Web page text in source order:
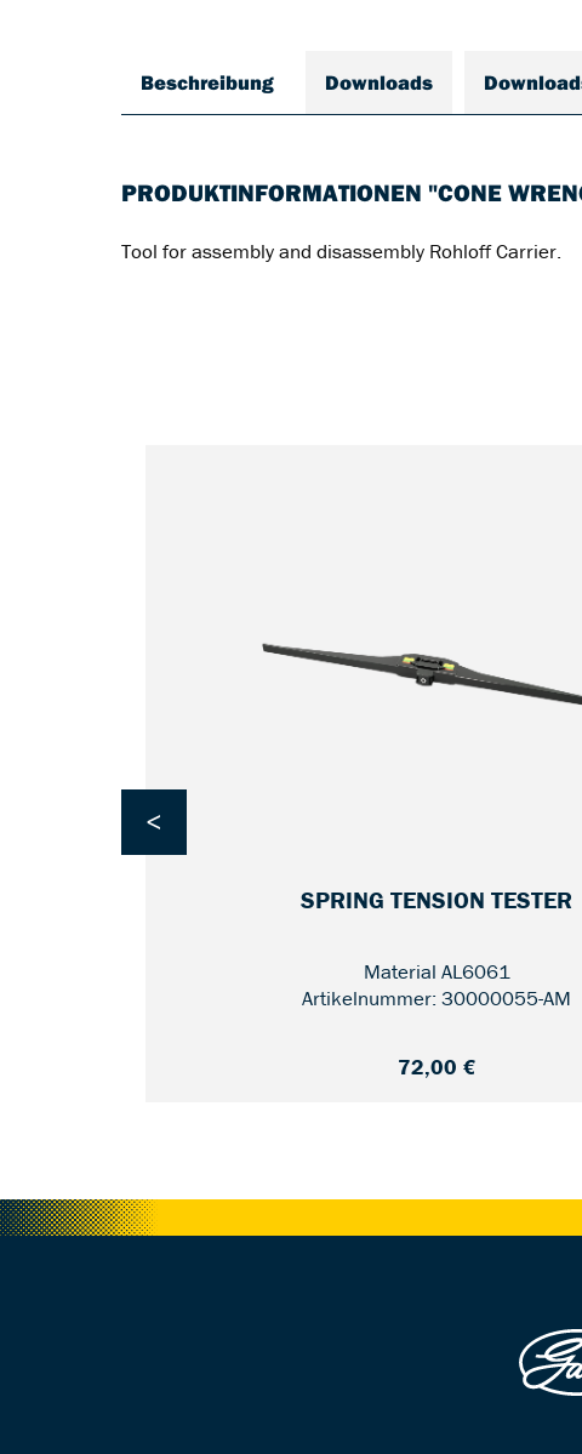
Beschreibung Downloads
PRODUKTINFORMATIONEN "CONE
Tool for assembly and disassembly Rohloff Carrier.
SPRING TENSION TESTER
Material AL6061
Artikelnummer: 30000055-AM
72,00 €
<